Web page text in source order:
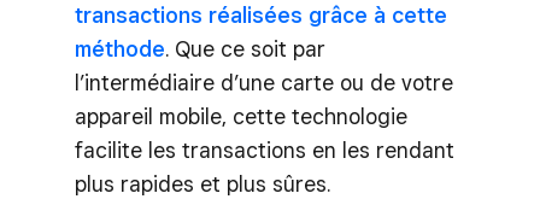
transactions réalisées grâce à cette
méthode. Que ce soit par
l’intermédiaire d’une carte ou de votre
appareil mobile, cette technologie
facilite les transactions en les rendant
plus rapides et plus sûres.